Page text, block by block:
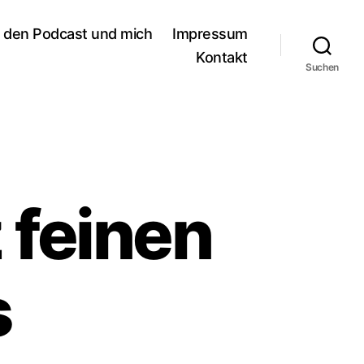
den Podcast und mich
Impressum
Kontakt
Suchen
feinen